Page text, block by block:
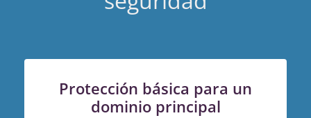
Protección básica para un
dominio principal